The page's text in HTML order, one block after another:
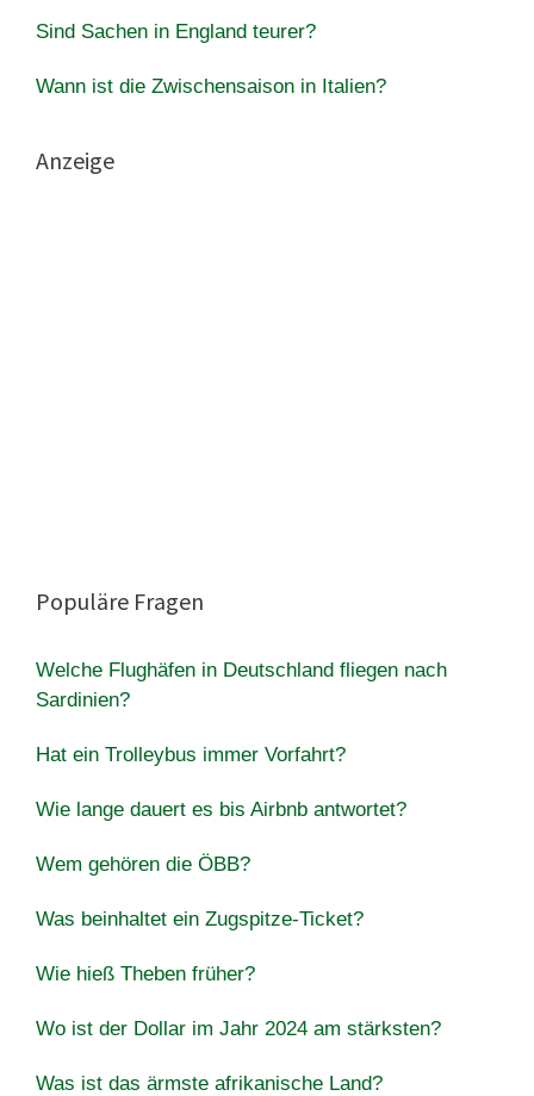
Sind Sachen in England teurer?
Wann ist die Zwischensaison in Italien?
Anzeige
Populäre Fragen
Welche Flughäfen in Deutschland fliegen nach
Sardinien?
Hat ein Trolleybus immer Vorfahrt?
Wie lange dauert es bis Airbnb antwortet?
Wem gehören die ÖBB?
Was beinhaltet ein Zugspitze-Ticket?
Wie hieß Theben früher?
Wo ist der Dollar im Jahr 2024 am stärksten?
Was ist das ärmste afrikanische Land?